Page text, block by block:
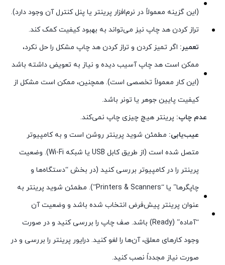
(این گزینه معمولاً در نرم‌افزار پرینتر یا پنل کنترل آن وجود دارد).
تراز کردن هد چاپ نیز می‌تواند به بهبود کیفیت کمک کند.
تعمیر: اگر تمیز کردن و تراز کردن هد چاپ مشکل را حل نکرد،
ممکن است هد چاپ آسیب دیده و نیاز به تعویض داشته باشد
(این کار معمولاً تخصصی است). همچنین، ممکن است مشکل از
کیفیت پایین جوهر یا تونر باشد.
عدم چاپ: پرینتر هیچ چیزی چاپ نمی‌کند.
عیب‌یابی: مطمئن شوید پرینتر روشن است و به کامپیوتر
متصل شده است (از طریق کابل USB یا شبکه Wi-Fi). وضعیت
پرینتر را در کامپیوتر بررسی کنید (در بخش “دستگاه‌ها و
چاپگرها” یا “Printers & Scanners”). مطمئن شوید پرینتر به
عنوان پرینتر پیش‌فرض انتخاب شده باشد و وضعیت آن
“آماده” (Ready) باشد. صف چاپ را بررسی کنید و در صورت
وجود کارهای معلق، آن‌ها را لغو کنید. درایور پرینتر را بررسی و در
صورت نیاز مجدداً نصب کنید.